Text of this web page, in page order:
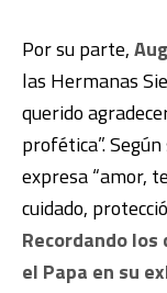
Por su parte,
las Hermanas
querido
profética”.
expresa “amor,
cuidado,
Recordando
el Papa en su